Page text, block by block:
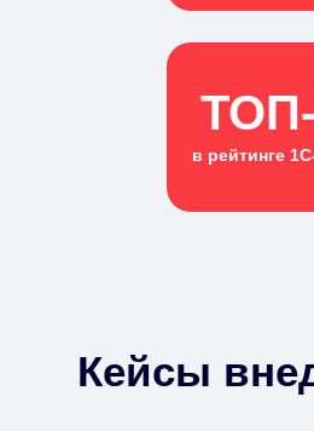
в рейтинге
Кейсы